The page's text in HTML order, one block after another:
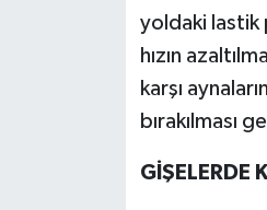
yoldaki lastik
hızın
karşı
bırakılması
GİŞELERDE